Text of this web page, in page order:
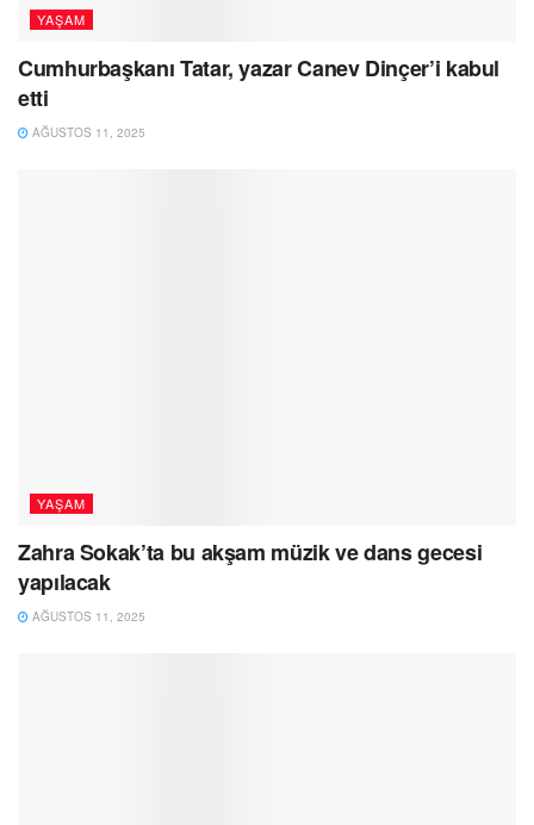
YAŞAM
Cumhurbaşkanı Tatar, yazar Canev Dinçer’i kabul
etti
AĞUSTOS 11, 2025
YAŞAM
Zahra Sokak’ta bu akşam müzik ve dans gecesi
yapılacak
AĞUSTOS 11, 2025